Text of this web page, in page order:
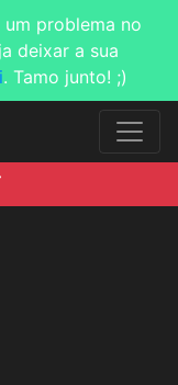
um problema no
deixar a sua
. Tamo junto! ;)